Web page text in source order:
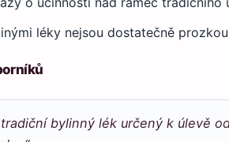
léky nejsou dostatečně
tradiční bylinný lék určený k úlevě